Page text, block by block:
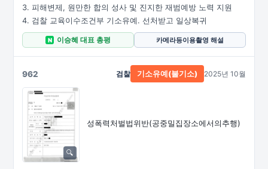
피해변제, 원만한 합의 성사 및 진지한 재범예방 노력 지원
검찰 교육이수조건부 기소유예. 선처받고 일상복귀
N 이승혜 대표 총평 카메라등이용촬영 해설
962
성폭력처벌법위반(공중밀집장소에서의추행)
검찰 기소유예(불기소) 2025년 10월